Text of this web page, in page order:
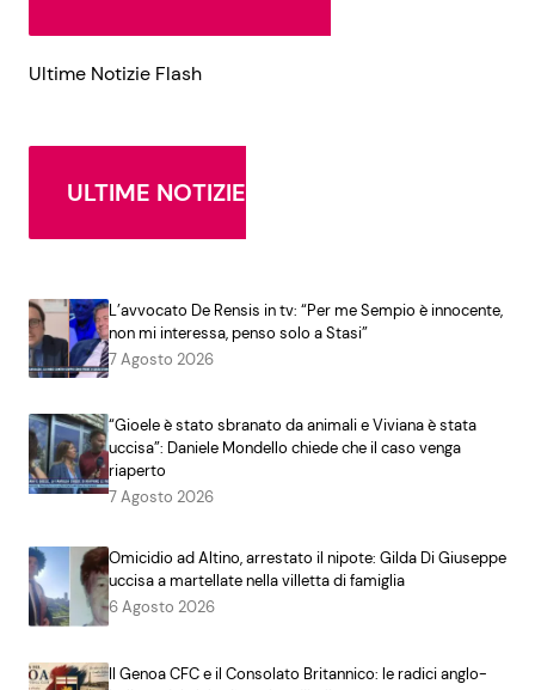
Ultime Notizie Flash
ULTIME NOTIZIE
L’avvocato De Rensis in tv: “Per me Sempio è innocente,
non mi interessa, penso solo a Stasi”
7 Agosto 2026
“Gioele è stato sbranato da animali e Viviana è stata
uccisa”: Daniele Mondello chiede che il caso venga
riaperto
7 Agosto 2026
Omicidio ad Altino, arrestato il nipote: Gilda Di Giuseppe
uccisa a martellate nella villetta di famiglia
6 Agosto 2026
Il Genoa CFC e il Consolato Britannico: le radici anglo-